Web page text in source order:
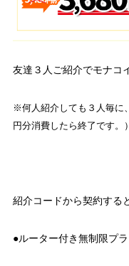
友達３人ご紹介でモナコ
※何人紹介しても３人毎に
円分消費したら終了です。）
紹介コードから契約する
●ルーター付き無制限プ